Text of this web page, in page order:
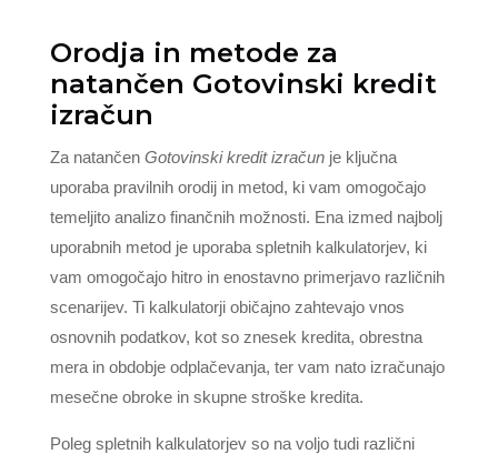
Orodja in metode za
natančen Gotovinski kredit
izračun
Za natančen Gotovinski kredit izračunje ključna
uporaba pravilnih orodij in metod, ki vam omogočajo
temeljito analizo finančnih možnosti. Ena izmed najbolj
uporabnih metod je uporaba spletnih kalkulatorjev, ki
vam omogočajo hitro in enostavno primerjavo različnih
scenarijev. Ti kalkulatorji običajno zahtevajo vnos
osnovnih podatkov, kot so znesek kredita, obrestna
mera in obdobje odplačevanja, ter vam nato izračunajo
mesečne obroke in skupne stroške kredita.
Poleg spletnih kalkulatorjev so na voljo tudi različni